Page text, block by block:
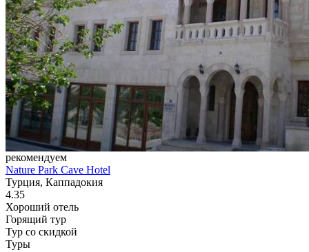
рекомендуем
Nature Park Cave Hotel
Турция, Каппадокия
4.35
Хороший отель
Горящий тур
Тур со скидкой
Туры